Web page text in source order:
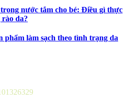
nước tắm cho bé: Điều gì thực
rào da?
phẩm làm sạch theo tình trạng da